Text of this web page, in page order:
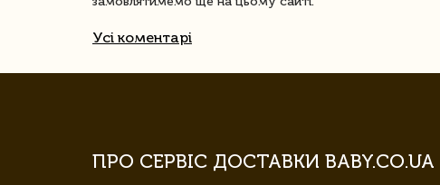
Усі коментарі
ПРО СЕРВІС ДОСТАВКИ BABY.CO.UA